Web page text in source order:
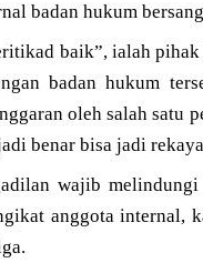
badan hukum
baik”, ialah
badan hukum
oleh salah satu
benar bisa jadi
wajib
anggota internal,